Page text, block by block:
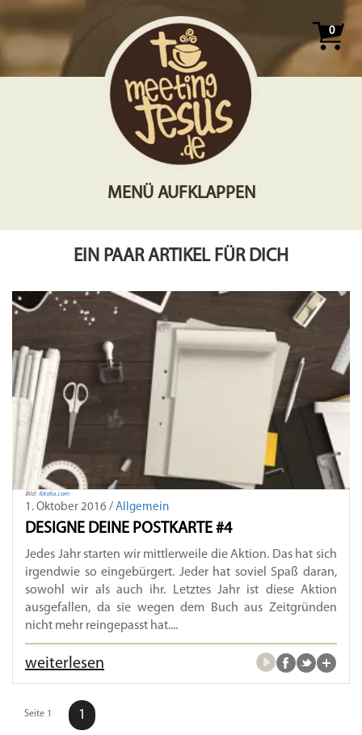
0
MENÜ AUFKLAPPEN
EIN PAAR ARTIKEL FÜR DICH
Bild: fotolia.com
1. Oktober 2016 / Allgemein
DESIGNE DEINE POSTKARTE #4
Jedes Jahr starten wir mittlerweile die Aktion. Das hat sich
irgendwie so eingebürgert. Jeder hat soviel Spaß daran,
sowohl wir als auch ihr. Letztes Jahr ist diese Aktion
ausgefallen, da sie wegen dem Buch aus Zeitgründen
nicht mehr reingepasst hat....
weiterlesen
Seite 1 1